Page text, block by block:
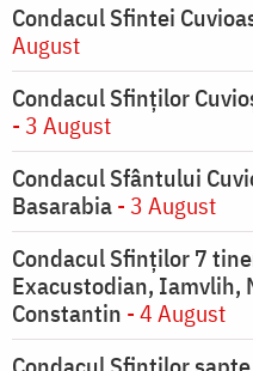
Condacul Sfintei
August
Condacul Sfinţilor
- 3 August
Condacul Sfântului
Basarabia- 3 August
Condacul Sfinţilor 7
Exacustodian, Iamvlih,
Constantin - 4 August